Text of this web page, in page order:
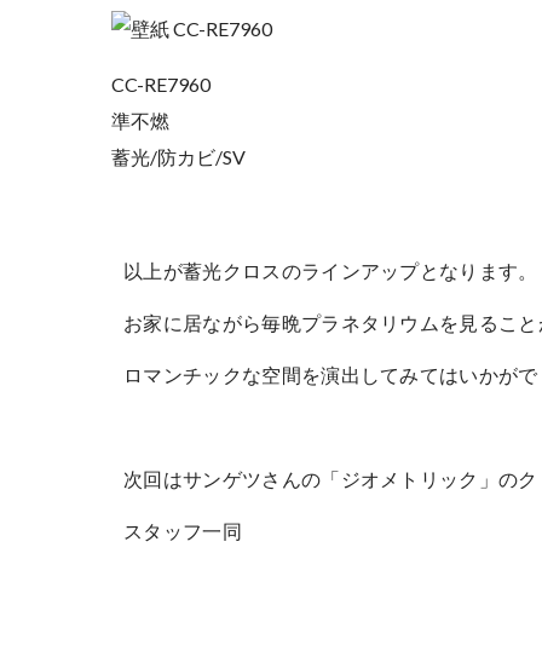
CC-RE7960
準不燃
蓄光/防カビ/SV
以上が蓄光クロスのラインアップとなります。
お家に居ながら毎晩プラネタリウムを見るこ
ロマンチックな空間を演出してみてはいかが
次回はサンゲツさんの「ジオメトリック」の
スタッフ一同